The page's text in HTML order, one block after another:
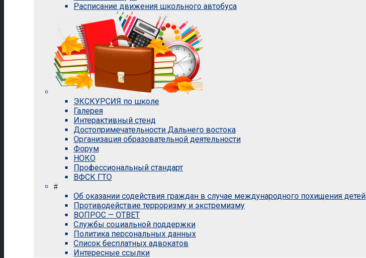
Расписание движения школьного автобуса
ЭКСКУРСИЯ по школе
Галерея
Интерактивный стенд
Достопримечательности Дальнего востока
Организация образовательной деятельности
Форум
НОКО
Профессиональный стандарт
ВФСК ГТО
#
Об оказании содействия граждан в случае международного похищения детей
Противодействие терроризму и экстремизму
ВОПРОС — ОТВЕТ
Службы социальной поддержки
Политика персональных данных
Список бесплатных адвокатов
Интересные ссылки